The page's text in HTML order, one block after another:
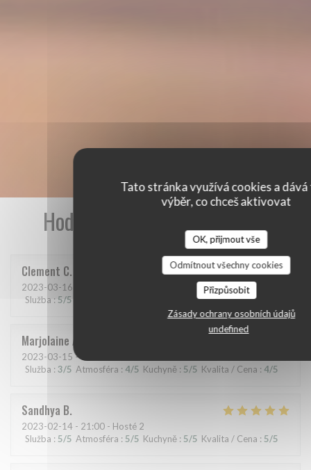
Tato stránka využívá cookies a dává
výběr, co chceš aktivovat
OK, přijmout vše
Odmítnout všechny cookies
Přizpůsobit
Zásady ochrany osobních údajů
undefined
Hodnocení našich zákazníků
Clement C
2023-03-16
Služba : 5/5 /5 Kvalita / Cena
Marjolaine A
2023-03-15- 19:30 - Hosté 2
Služba : 3/5 Atmosféra : 4/5 Kuchyně : 5/5 Kvalita / Cena : 4/5
Sandhya B
2023-02-14 - 21:00 - Hosté 2
Služba : 5/5 Atmosféra : 5/5 Kuchyně : 5/5 Kvalita / Cena : 5/5